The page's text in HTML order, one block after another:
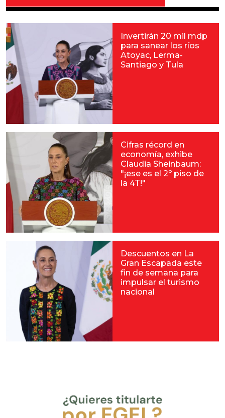
Invertirán 20 mil mdp
para sanear los ríos
Atoyac, Lerma-
Santiago y Tula
Cifras récord en
economía, exhibe
Claudia Sheinbaum:
"¡ese es el 2º piso de
la 4T!"
Descuentos en La
Gran Escapada este
fin de semana para
impulsar el turismo
nacional